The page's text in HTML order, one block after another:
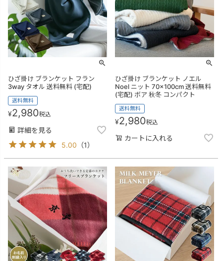
ひざ掛け ブランケット フラン
3way タオル 送料無料 (宅配)
送料無料
¥2,980税込
詳細を見る
5.00 （1）
ひざ掛け ブランケット ノエル
Noel ニット 70×100cm 送料無料
(宅配) ボア 秋冬 コンパクト
送料無料
¥2,980税込
カートに入れる